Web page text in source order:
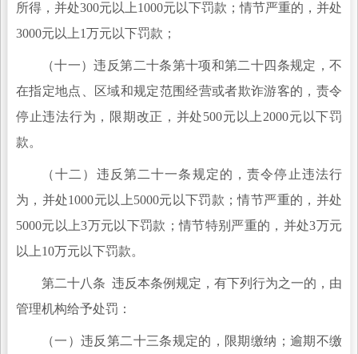
所得，并处300元以上1000元以下罚款；情节严重的，并处
3000元以上1万元以下罚款；
（十一）违反第二十条第十项和第二十四条规定，不
在指定地点、区域和规定范围经营或者欺诈游客的，责令
停止违法行为，限期改正，并处500元以上2000元以下罚
款。
（十二）违反第二十一条规定的，责令停止违法行
为，并处1000元以上5000元以下罚款；情节严重的，并处
5000元以上3万元以下罚款；情节特别严重的，并处3万元
以上10万元以下罚款。
第二十八条 违反本条例规定，有下列行为之一的，由
管理机构给予处罚：
（一）违反第二十三条规定的，限期缴纳；逾期不缴